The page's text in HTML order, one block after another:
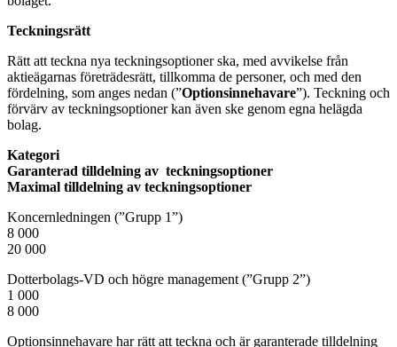
Teckningsrätt
Rätt att teckna nya teckningsoptioner ska, med avvikelse från
aktieägarnas företrädesrätt, tillkomma de personer, och med den
fördelning, som anges nedan (”Optionsinnehavare”). Teckning och
förvärv av teckningsoptioner kan även ske genom egna helägda
bolag.
Kategori
Garanterad tilldelning av teckningsoptioner
Maximal tilldelning av teckningsoptioner
Koncernledningen (”Grupp 1”)
8 000
20 000
Dotterbolags-VD och högre management (”Grupp 2”)
1 000
8 000
Optionsinnehavare har rätt att teckna och är garanterade tilldelning